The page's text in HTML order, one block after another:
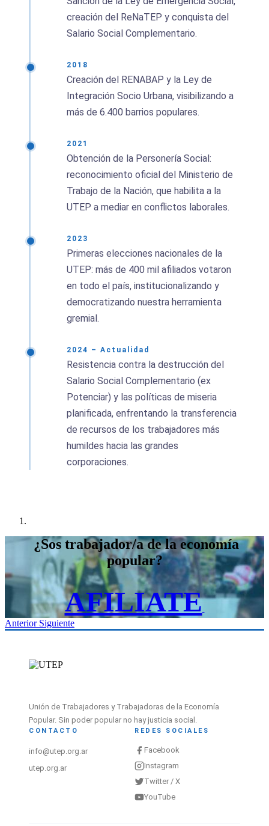
creación del ReNaTEP y conquista del
Salario Social Complementario.
2018
Creación del RENABAP y la Ley de
Integración Socio Urbana, visibilizando a
más de 6.400 barrios populares.
2021
Obtención de la Personería Social:
reconocimiento oficial del Ministerio de
Trabajo de la Nación, que habilita a la
UTEP a mediar en conflictos laborales.
2023
Primeras elecciones nacionales de la
UTEP: más de 400 mil afiliados votaron
en todo el país, institucionalizando y
democratizando nuestra herramienta
gremial.
2024 – Actualidad
Resistencia contra la destrucción del
Salario Social Complementario (ex
Potenciar) y las políticas de miseria
planificada, enfrentando la transferencia
de recursos de los trabajadores más
humildes hacia las grandes
corporaciones.
¿Sos trabajador/a de la economía
popular?
AFILIATE​
Anterior Siguiente
Unión de Trabajadores y Trabajadoras de la Economía
Popular. Sin poder popular no hay justicia social.
CONTACTO
info@utep.org.ar
utep.org.ar
REDES SOCIALES
Facebook
Instagram
Twitter / X
YouTube